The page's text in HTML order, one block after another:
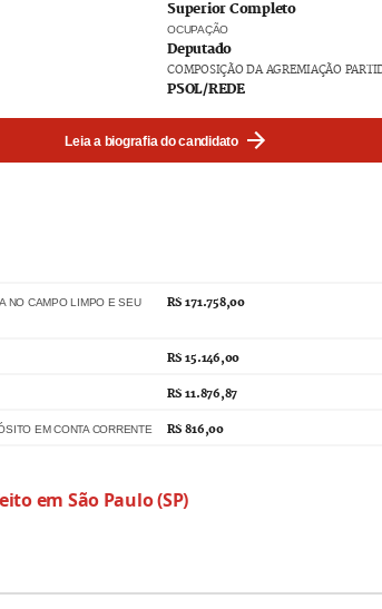
Superior Completo
OCUPAÇÃO
Deputado
COMPOSIÇÃO DA AGREMIAÇÃO
PSOL/REDE
Leia a biografia do candidato
NO CAMPO LIMPO E SEU
R$ 171.758,00
R$ 15.146,00
R$ 11.876,87
EM CONTA CORRENTE R$ 816,00
em São Paulo(SP)